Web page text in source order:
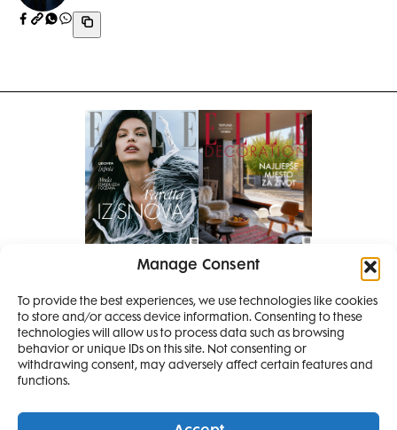
Manage Consent
To provide the best experiences, we use technologies like cookies
to store and/or access device information. Consenting to these
technologies will allow us to process data such as browsing
behavior or unique IDs on this site. Not consenting or
withdrawing consent, may adversely affect certain features and
functions.
Pretplati se na časopis
PRETPLATITE SE